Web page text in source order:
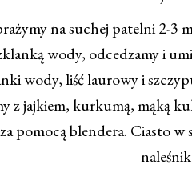
na suchej patelni 2-3
wody, odcedzamy i
wody, liść laurowy i
z jajkiem, kurkumą, mąką
pomocą blendera. Ciasto